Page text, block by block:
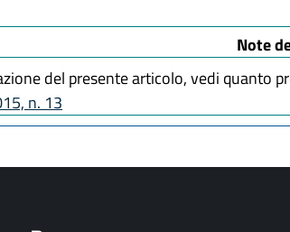
Note
del presente articolo, vedi quanto
n. 13